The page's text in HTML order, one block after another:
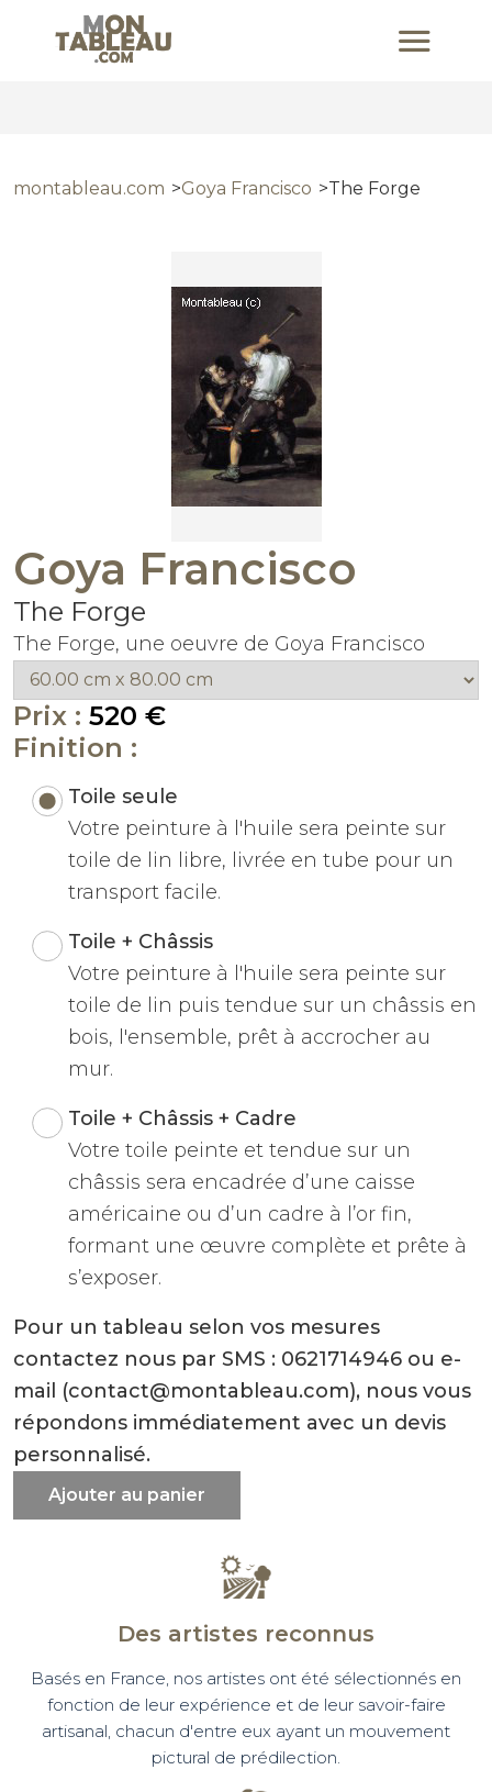
montableau.com Goya Francisco The Forge
Goya Francisco
The Forge
The Forge, une oeuvre de Goya Francisco
Prix : 520 €
Finition :
Toile seule
Votre peinture à l'huile sera peinte sur
toile de lin libre, livrée en tube pour un
transport facile.
Toile + Châssis
Votre peinture à l'huile sera peinte sur
toile de lin puis tendue sur un châssis en
bois, l'ensemble, prêt à accrocher au
mur.
Toile + Châssis + Cadre
Votre toile peinte et tendue sur un
châssis sera encadrée d’une caisse
américaine ou d’un cadre à l’or fin,
formant une œuvre complète et prête à
s’exposer.
Pour un tableau selon vos mesures
contactez nous par SMS : 0621714946 ou e-
mail (contact@montableau.com), nous vous
répondons immédiatement avec un devis
personnalisé.
Ajouter au panier
Des artistes reconnus
Basés en France, nos artistes ont été sélectionnés en
fonction de leur expérience et de leur savoir-faire
artisanal, chacun d'entre eux ayant un mouvement
pictural de prédilection.